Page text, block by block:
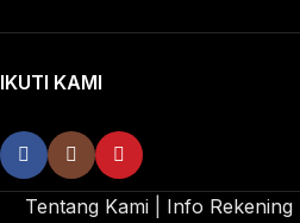
IKUTI KAMI
Tentang Kami| Info Rekening|